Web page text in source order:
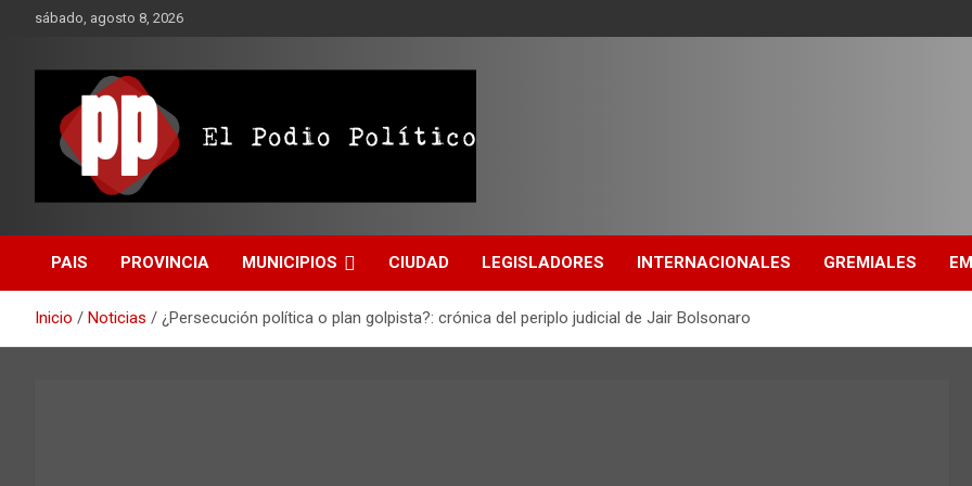
sábado, agosto 8, 2026
El Podio Político – ©
Argentina
PAIS PROVINCIA MUNICIPIOS CIUDAD LEGISLADORES INTERNACIONALES GREMIALES
Inicio Noticias ¿Persecución política o plan golpista?: crónica del periplo judicial de Jair Bolsonaro